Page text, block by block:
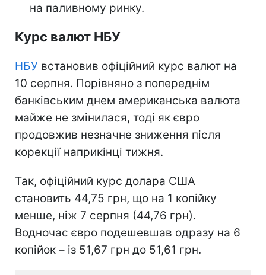
на паливному ринку.
Курс валют НБУ
НБУ встановив офіційний курс валют на
10 серпня. Порівняно з попереднім
банківським днем американська валюта
майже не змінилася, тоді як євро
продовжив незначне зниження після
корекції наприкінці тижня.
Так, офіційний курс долара США
становить 44,75 грн, що на 1 копійку
менше, ніж 7 серпня (44,76 грн).
Водночас євро подешевшав одразу на 6
копійок – із 51,67 грн до 51,61 грн.